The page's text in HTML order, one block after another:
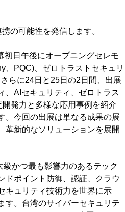
の可能性を発信します。
初日午後にオープニングセレモ
、PQC)、ゼロトラストセキュリ
らに24日と25日の2日間、出展
、AIセキュリティ、ゼロトラス
発力と多様な応用事例を紹介
。今回の出展は単なる成果の展
革新的なソリューションを展開
かつ最も影響力のあるテック
ドポイント防御、認証、クラウ
キュリティ技術力を世界に示
す。台湾のサイバーセキュリテ